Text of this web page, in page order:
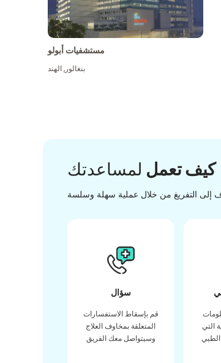
مستشفيات أبولو
بنغالور,الهند
كيف تعمل لمساعدتك
سؤال
قم بإسقاط الاستفسارات
المتعلقة بمخاوف العلاج
وسيتواصل معك الفريق
التي